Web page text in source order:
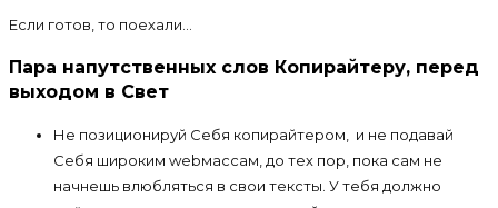
Если готов, то поехали…
Пара напутственных слов Копирайтеру, перед
выходом в Свет
Не позиционируй Себя копирайтером, и не подавай
Себя широким webмассам, до тех пор, пока сам не
начнешь влюбляться в свои тексты. У тебя должно